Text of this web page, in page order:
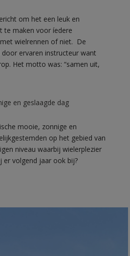
om het een leuk en
te maken voor íedere
wielrennen of niet. De
door ervaren instructeur want
Het motto was: “samen uit,
en geslaagde dag
mooie, zonnige en
op het gebied van
niveau waarbij wielerplezier
volgend jaar ook bij?